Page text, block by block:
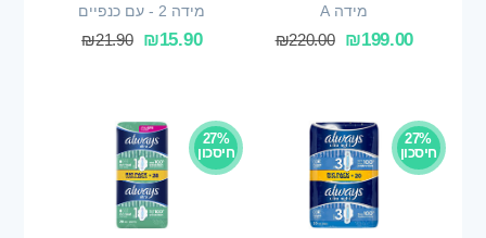
מידה A
₪199.00
₪220.00
מידה 2 - עם כנפיים
₪15.90
₪21.90
27%
חיסכון
27%
חיסכון